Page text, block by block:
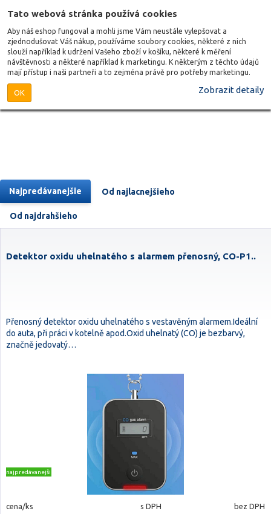
Tato webová stránka používá cookies
Aby náš eshop fungoval a mohli jsme Vám neustále vylepšovat a
zjednodušovat Váš nákup, používáme soubory cookies, některé z nich
slouží například k udržení Vašeho zboží v košíku, některé k měření
návštěvnosti a některé například k marketingu. K některým z těchto údajů
mají přístup i naši partneři a to zejména právě pro potřeby marketingu.
OK Zobrazit detaily
Najpredávanejšie Od najlacnejšieho
Od najdrahšieho
Detektor oxidu uhelnatého s alarmem přenosný, CO-P1..
Přenosný detektor oxidu uhelnatého s vestavěným alarmem.Ideální
do auta, při práci v kotelně apod.Oxid uhelnatý (CO) je bezbarvý,
značně jedovatý…
najpredávanejšie
cena/ks s DPH bez DPH